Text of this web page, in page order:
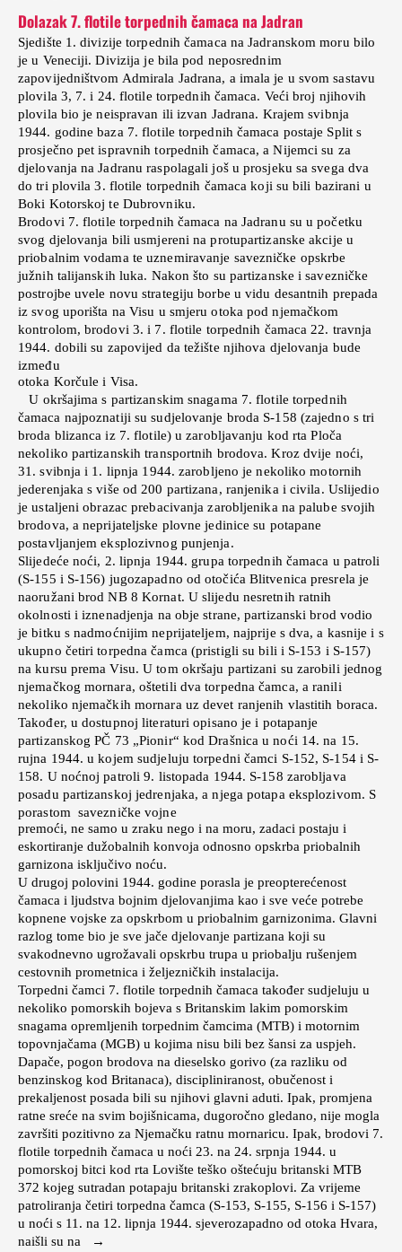
Dolazak 7. flotile torpednih čamaca na Jadran
Sjedište 1. divizije torpednih čamaca na Jadranskom moru bilo
je u Veneciji. Divizija je bila pod neposrednim
zapovijedništvom Admirala Jadrana, a imala je u svom sastavu
plovila 3, 7. i 24. flotile torpednih čamaca. Veći broj njihovih
plovila bio je neispravan ili izvan Jadrana. Krajem svibnja
1944. godine baza 7. flotile torpednih čamaca postaje Split s
prosječno pet ispravnih torpednih čamaca, a Nijemci su za
djelovanja na Jadranu raspolagali još u prosjeku sa svega dva
do tri plovila 3. flotile torpednih čamaca koji su bili bazirani u
Boki Kotorskoj te Dubrovniku.
Brodovi 7. flotile torpednih čamaca na Jadranu su u početku
svog djelovanja bili usmjereni na protupartizanske akcije u
priobalnim vodama te uznemiravanje savezničke opskrbe
južnih talijanskih luka. Nakon što su partizanske i savezničke
postrojbe uvele novu strategiju borbe u vidu desantnih prepada
iz svog uporišta na Visu u smjeru otoka pod njemačkom
kontrolom, brodovi 3. i 7. flotile torpednih čamaca 22. travnja
1944. dobili su zapovijed da težište njihova djelovanja bude
između
otoka Korčule i Visa.
U okršajima s partizanskim snagama 7. flotile torpednih
čamaca najpoznatiji su sudjelovanje broda S-158 (zajedno s tri
broda blizanca iz 7. flotile) u zarobljavanju kod rta Ploča
nekoliko partizanskih transportnih brodova. Kroz dvije noći,
31. svibnja i 1. lipnja 1944. zarobljeno je nekoliko motornih
jederenjaka s više od 200 partizana, ranjenika i civila. Uslijedio
je ustaljeni obrazac prebacivanja zarobljenika na palube svojih
brodova, a neprijateljske plovne jedinice su potapane
postavljanjem eksplozivnog punjenja.
Slijedeće noći, 2. lipnja 1944. grupa torpednih čamaca u patroli
(S-155 i S-156) jugozapadno od otočića Blitvenica presrela je
naoružani brod NB 8 Kornat. U slijedu nesretnih ratnih
okolnosti i iznenadjenja na obje strane, partizanski brod vodio
je bitku s nadmoćnijim neprijateljem, najprije s dva, a kasnije i s
ukupno četiri torpedna čamca (pristigli su bili i S-153 i S-157)
na kursu prema Visu. U tom okršaju partizani su zarobili jednog
njemačkog mornara, oštetili dva torpedna čamca, a ranili
nekoliko njemačkih mornara uz devet ranjenih vlastitih boraca.
Također, u dostupnoj literaturi opisano je i potapanje
partizanskog PČ 73 „Pionir“ kod Drašnica u noći 14. na 15.
rujna 1944. u kojem sudjeluju torpedni čamci S-152, S-154 i S-
158. U noćnoj patroli 9. listopada 1944. S-158 zarobljava
posadu partizanskoj jedrenjaka, a njega potapa eksplozivom. S
porastom savezničke vojne
premoći, ne samo u zraku nego i na moru, zadaci postaju i
eskortiranje dužobalnih konvoja odnosno opskrba priobalnih
garnizona isključivo noću.
U drugoj polovini 1944. godine porasla je preopterećenost
čamaca i ljudstva bojnim djelovanjima kao i sve veće potrebe
kopnene vojske za opskrbom u priobalnim garnizonima. Glavni
razlog tome bio je sve jače djelovanje partizana koji su
svakodnevno ugrožavali opskrbu trupa u priobalju rušenjem
cestovnih prometnica i željezničkih instalacija.
Torpedni čamci 7. flotile torpednih čamaca također sudjeluju u
nekoliko pomorskih bojeva s Britanskim lakim pomorskim
snagama opremljenih torpednim čamcima (MTB) i motornim
topovnjačama (MGB) u kojima nisu bili bez šansi za uspjeh.
Dapače, pogon brodova na dieselsko gorivo (za razliku od
benzinskog kod Britanaca), discipliniranost, obučenost i
prekaljenost posada bili su njihovi glavni aduti. Ipak, promjena
ratne sreće na svim bojišnicama, dugoročno gledano, nije mogla
završiti pozitivno za Njemačku ratnu mornaricu. Ipak, brodovi 7.
flotile torpednih čamaca u noći 23. na 24. srpnja 1944. u
pomorskoj bitci kod rta Lovište teško oštećuju britanski MTB
372 kojeg sutradan potapaju britanski zrakoplovi. Za vrijeme
patroliranja četiri torpedna čamca (S-153, S-155, S-156 i S-157)
u noći s 11. na 12. lipnja 1944. sjeverozapadno od otoka Hvara,
naišli su na →